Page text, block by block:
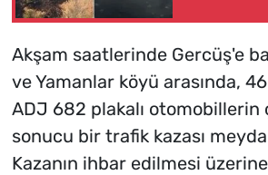
Akşam saatlerinde Gercüş'e
ve Yamanlar köyü arasında,
ADJ 682 plakalı otomobillerin
sonucu bir trafik kazası
Kazanın ihbar edilmesi